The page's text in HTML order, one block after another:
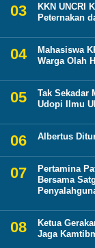
KKN UNCRI
Peternakan
Mahasiswa
Warga Olah
Tak Sekadar
Udopi Ilmu
Albertus
Pertamina
Bersama
Ketua
Jaga